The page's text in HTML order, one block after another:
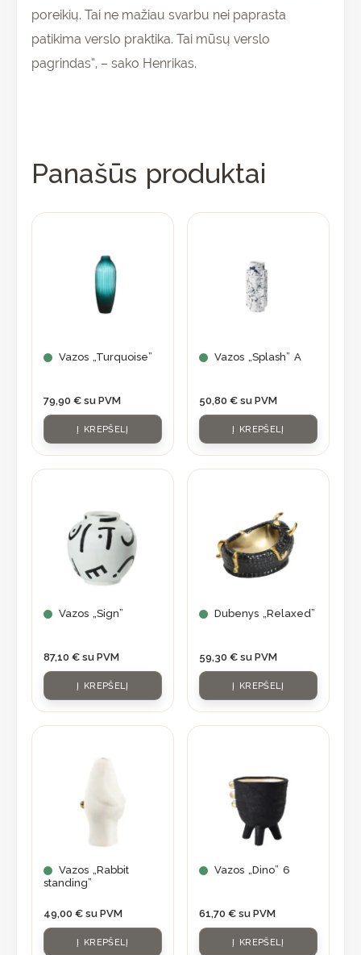
poreikių. Tai ne mažiau svarbu nei paprasta
patikima verslo praktika. Tai mūsų verslo
pagrindas“, – sako Henrikas.
Panašūs produktai
Vazos „Turquoise”
79,90 € su PVM
Į KREPŠELĮ
Vazos „Splash” A
50,80 € su PVM
Į KREPŠELĮ
Vazos „Sign”
87,10 € su PVM
Į KREPŠELĮ
Dubenys „Relaxed”
59,30 € su PVM
Į KREPŠELĮ
Vazos „Rabbit
standing”
49,00 € su PVM
Į KREPŠELĮ
Vazos „Dino” 6
61,70 € su PVM
Į KREPŠELĮ